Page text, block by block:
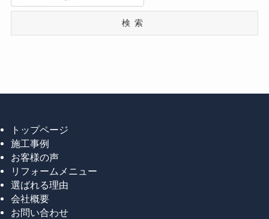
検索
トップページ
施工事例
お客様の声
リフォームメニュー
選ばれる理由
会社概要
お問い合わせ